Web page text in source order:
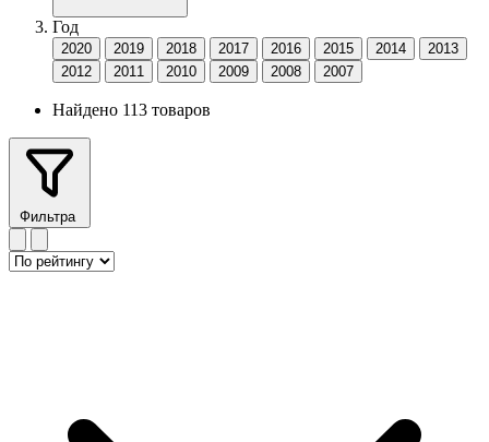
Год
2020 2019 2018 2017 2016 2015 2014
2013
2012
2011 2010 2009 2008 2007
Найдено 113 товаров
Фильтра